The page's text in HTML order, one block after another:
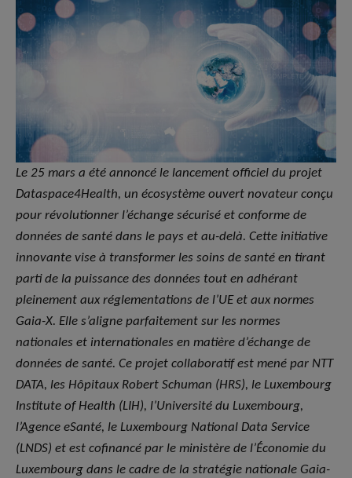
Le 25 mars a été annoncé le lancement officiel du projet
Dataspace4Health, un écosystème ouvert novateur conçu
pour révolutionner l’échange sécurisé et conforme de
données de santé dans le pays et au-delà. Cette initiative
innovante vise à transformer les soins de santé en tirant
parti de la puissance des données tout en adhérant
pleinement aux réglementations de l’UE et aux normes
Gaia-X. Elle s’aligne parfaitement sur les normes
nationales et internationales en matière d’échange de
données de santé. Ce projet collaboratif est mené par NTT
DATA, les Hôpitaux Robert Schuman (HRS), le Luxembourg
Institute of Health (LIH), l’Université du Luxembourg,
l’Agence eSanté, le Luxembourg National Data Service
(LNDS) et est cofinancé par le ministère de l’Économie du
Luxembourg dans le cadre de la stratégie nationale Gaia-